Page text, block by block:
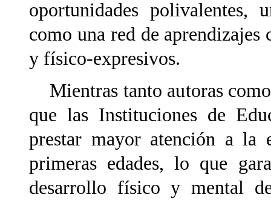
oportunidades polivalentes,
como una red de
y físico-expresivos.
Mientras tanto autoras
que las Instituciones de
prestar mayor atención a la
primeras edades, lo que
desarrollo físico y mental